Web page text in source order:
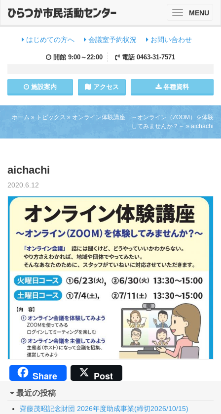
はじめての方へ 会議室予約状況 お問い合わせ
開館 9:00～22:00 電話 0463-31-7571
施設案内 アクセス 各種資料
ToggleMENU
ホーム » トピックス » オンライン体験講座 ～オンライン（ZOOM）を体験
してみませんか？～ » aichachi
aichachi
2020.6.12
Share Post
最近の投稿
齋藤茂昭記念財団 2026年度助成事業(締切2026/10/15)